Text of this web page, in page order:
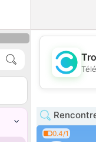
0.4/1